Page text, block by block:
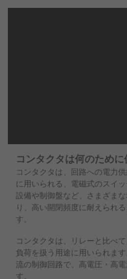
コンタクタは何のために
コンタクタは、回路への電力
に用いられる、電磁式のスイ
設備や制御盤など、さまざま
り、高い開閉頻度に耐えられ
す。
コンタクタは、リレーと比べ
負荷を扱う用途に用いられま
流の制御回路で、高電圧・高
す。